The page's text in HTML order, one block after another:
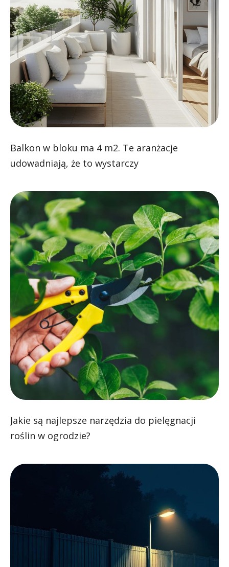
Balkon w bloku ma 4 m2. Te aranżacje
udowadniają, że to wystarczy
Jakie są najlepsze narzędzia do pielęgnacji
roślin w ogrodzie?